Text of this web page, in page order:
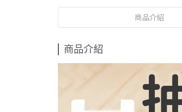
商品介紹
商品介紹